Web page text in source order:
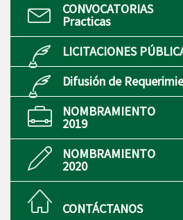
CONVOCATORIAS
Practicas
LICITACIONES
Difusión de
NOMBRAMIENTO
2019
NOMBRAMIENTO
2020
CONTÁCTANOS